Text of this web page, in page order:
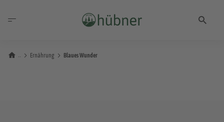
Ernährung Blaues Wunder